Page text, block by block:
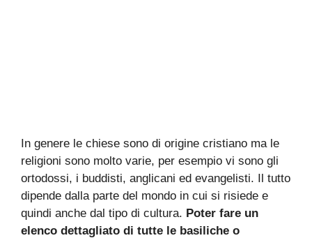
In genere le chiese sono di origine cristiano ma le
religioni sono molto varie, per esempio vi sono gli
ortodossi, i buddisti, anglicani ed evangelisti. Il tutto
dipende dalla parte del mondo in cui si risiede e
quindi anche dal tipo di cultura. Poter fare un
elenco dettagliato di tutte le basiliche o